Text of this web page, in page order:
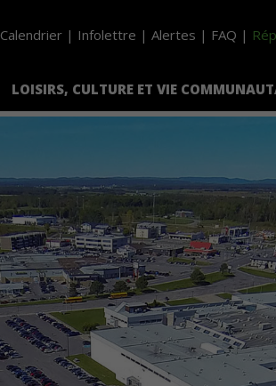
Calendrier Infolettre Alertes FAQ
LOISIRS, CULTURE ET VIE